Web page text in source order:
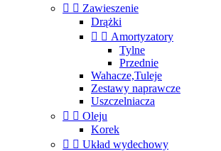
  Zawieszenie
Drążki
  Amortyzatory
Tylne
Przednie
Wahacze,Tuleje
Zestawy naprawcze
Uszczelniacza
  Oleju
Korek
  Układ wydechowy